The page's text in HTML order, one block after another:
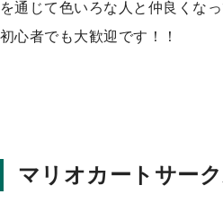
を通じて色いろな人と仲良くな
初心者でも大歓迎です！！
マリオカートサー